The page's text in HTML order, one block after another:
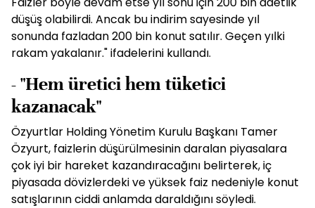
düşüş olabilirdi. Ancak bu indirim sayesinde yıl
sonunda fazladan 200 bin konut satılır. Geçen yılki
rakam yakalanır." ifadelerini kullandı.
- "Hem üretici hem tüketici
kazanacak"
Özyurtlar Holding Yönetim Kurulu Başkanı Tamer
Özyurt, faizlerin düşürülmesinin daralan piyasalara
çok iyi bir hareket kazandıracağını belirterek, iç
piyasada dövizlerdeki ve yüksek faiz nedeniyle konut
satışlarının ciddi anlamda daraldığını söyledi.